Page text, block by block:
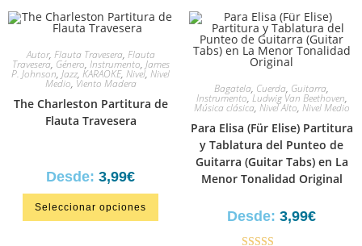
Autor, Flauta Travesera, Flauta
Travesera, Género, Instrumento, James
P. Johnson, Jazz, KARAOKE, Nivel, Nivel
Medio, Viento Madera
The Charleston Partitura de
Flauta Travesera
Desde: 3,99€
Seleccionar opciones
Bagatela, Cuerda, Guitarra,
Instrumento,Ludwig Van Beethoven,
Música clásica, Nivel Alto, Nivel Medio
Para Elisa (Für Elise) Partitura
y Tablatura del Punteo de
Guitarra (Guitar Tabs) en La
Menor Tonalidad Original
Desde: 3,99€